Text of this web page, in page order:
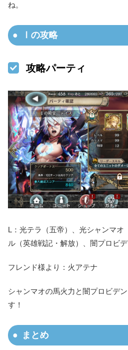
ね。
Ⅰの攻略
攻略パーティ
L：光テラ（五帝）、光シャンマオ
ル（英雄戦記・解放）、闇プロビ
フレンド様より：火アテナ
シャンマオの馬火力と闇プロビデ
す！
まとめ